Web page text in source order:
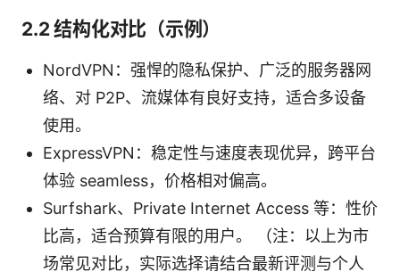
2.2 结构化对比（示例）
NordVPN：强悍的隐私保护、广泛的服务器网
络、对 P2P、流媒体有良好支持，适合多设备
使用。
ExpressVPN：稳定性与速度表现优异，跨平台
体验 seamless，价格相对偏高。
Surfshark、Private Internet Access 等：性价
比高，适合预算有限的用户。 （注：以上为市
场常见对比，实际选择请结合最新评测与个人